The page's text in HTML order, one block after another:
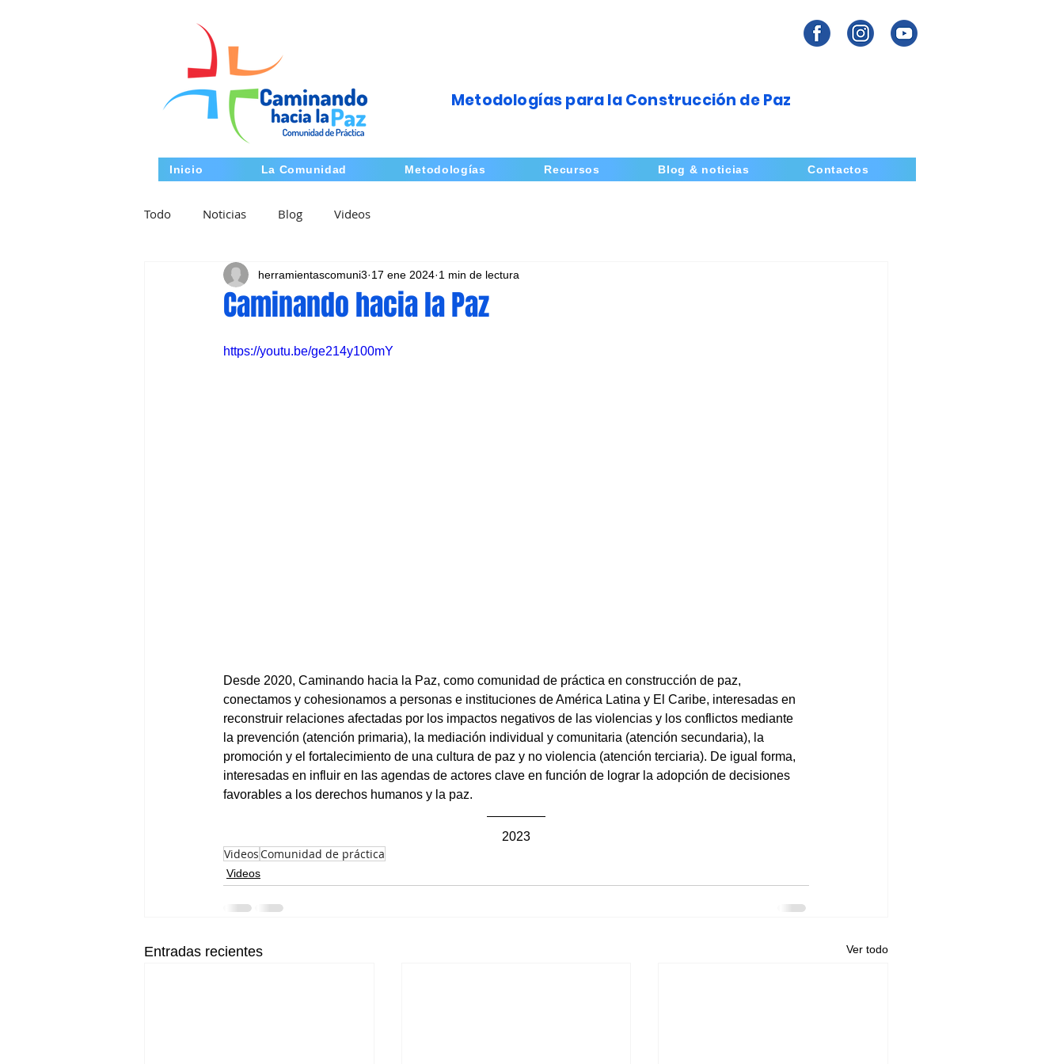
Metodologías para la Construcción de Paz
Inicio La Comunidad Metodologías Recursos Blog & noticias Contactos
Todo Noticias Blog Videos
Caminando hacia la Paz
herramientascomuni3 17 ene 2024 1 min de lectura
https://youtu.be/ge214y100mY
Desde 2020, Caminando hacia la Paz, como comunidad de práctica en construcción de paz,
conectamos y cohesionamos a personas e instituciones de América Latina y El Caribe, interesadas en
reconstruir relaciones afectadas por los impactos negativos de las violencias y los conflictos mediante
la prevención (atención primaria), la mediación individual y comunitaria (atención secundaria), la
promoción y el fortalecimiento de una cultura de paz y no violencia (atención terciaria). De igual forma,
interesadas en influir en las agendas de actores clave en función de lograr la adopción de decisiones
favorables a los derechos humanos y la paz.
2023
VideosComunidad de práctica
Videos
Entradas recientes Ver todo